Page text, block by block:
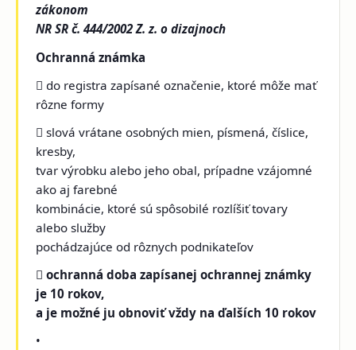
zákonom
NR SR č. 444/2002 Z. z. o dizajnoch
Ochranná známka
 do registra zapísané označenie, ktoré môže mať
rôzne formy
 slová vrátane osobných mien, písmená, číslice,
kresby,
tvar výrobku alebo jeho obal, prípadne vzájomné
ako aj farebné
kombinácie, ktoré sú spôsobilé rozlíšiť tovary
alebo služby
pochádzajúce od rôznych podnikateľov
ochranná doba zapísanej ochrannej známky
je 10 rokov,
a je možné ju obnoviť vždy na ďalších 10 rokov
•